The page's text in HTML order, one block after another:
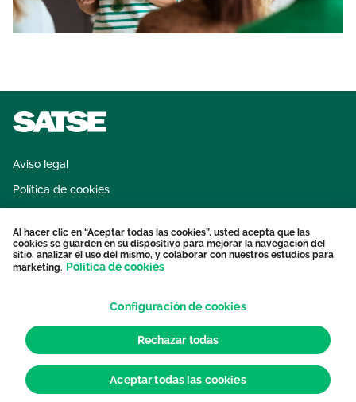
Aviso legal
Política de cookies
Protección datos personales
Contacto
© 2026 Sindicato de Enfermería. Todos los derechos reservados.
Al hacer clic en “Aceptar todas las cookies”, usted acepta que las
cookies se guarden en su dispositivo para mejorar la navegación del
sitio, analizar el uso del mismo, y colaborar con nuestros estudios para
marketing. Política de cookies
Configuración de cookies
Rechazar todas
Aceptar todas las cookies